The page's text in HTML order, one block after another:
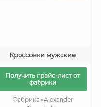
Кроссовки мужские
Получить прайс-лист от
фабрики
Фабрика «Alexander